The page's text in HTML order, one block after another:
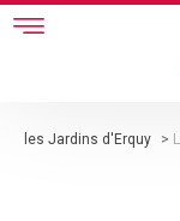
Skip to main content
les Jardins d'Erquy >